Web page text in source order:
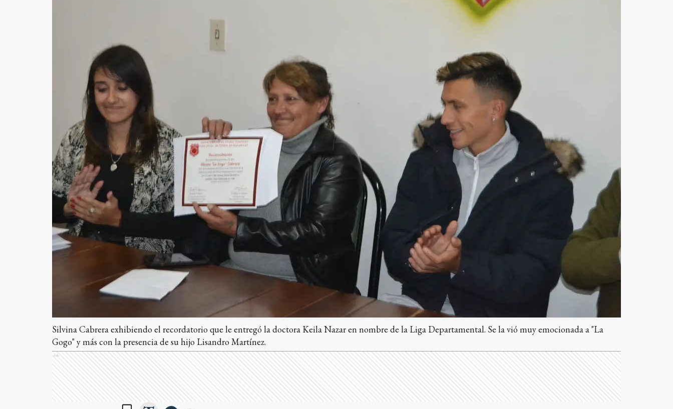
Silvina Cabrera exhibiendo el recordatorio que le entregó la doctora Keila Nazar en nombre de la Liga Departamental. Se la vió muy emocionada a "La
Gogo" y más con la presencia de su hijo Lisandro Martínez.
Ads